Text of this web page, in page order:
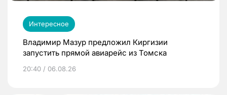
Интересное
Владимир Мазур предложил Киргизии
запустить прямой авиарейс из Томска
20:40 / 06.08.26